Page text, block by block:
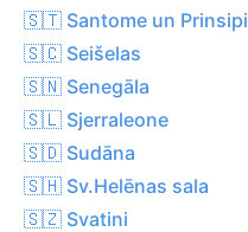
🇸🇹 Santome un Prinsipi
🇸🇨 Seišelas
🇸🇳 Senegāla
🇸🇱 Sjerraleone
🇸🇩 Sudāna
🇸🇭 Sv.Helēnas sala
🇸🇿 Svatini